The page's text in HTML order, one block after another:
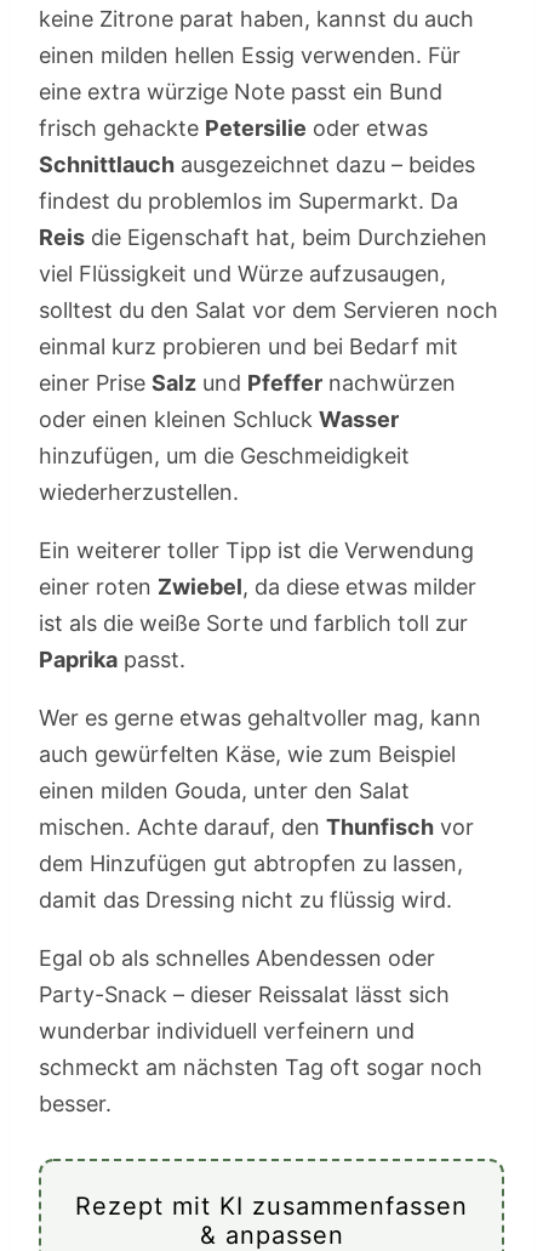
keine Zitrone parat haben, kannst du auch
einen milden hellen Essig verwenden. Für
eine extra würzige Note passt ein Bund
frisch gehackte Petersilie oder etwas
Schnittlauch ausgezeichnet dazu – beides
findest du problemlos im Supermarkt. Da
Reis die Eigenschaft hat, beim Durchziehen
viel Flüssigkeit und Würze aufzusaugen,
solltest du den Salat vor dem Servieren noch
einmal kurz probieren und bei Bedarf mit
einer Prise Salz und Pfeffer nachwürzen
oder einen kleinen Schluck Wasser
hinzufügen, um die Geschmeidigkeit
wiederherzustellen.
Ein weiterer toller Tipp ist die Verwendung
einer roten Zwiebel, da diese etwas milder
ist als die weiße Sorte und farblich toll zur
Paprika passt.
Wer es gerne etwas gehaltvoller mag, kann
auch gewürfelten Käse, wie zum Beispiel
einen milden Gouda, unter den Salat
mischen. Achte darauf, den Thunfisch vor
dem Hinzufügen gut abtropfen zu lassen,
damit das Dressing nicht zu flüssig wird.
Egal ob als schnelles Abendessen oder
Party-Snack – dieser Reissalat lässt sich
wunderbar individuell verfeinern und
schmeckt am nächsten Tag oft sogar noch
besser.
Rezept mit KI zusammenfassen
& anpassen